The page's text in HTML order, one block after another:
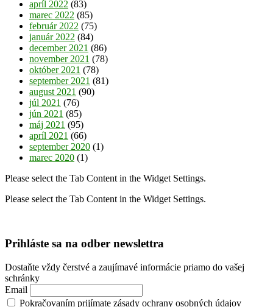
apríl 2022 (83)
marec 2022 (85)
február 2022 (75)
január 2022 (84)
december 2021 (86)
november 2021 (78)
október 2021 (78)
september 2021 (81)
august 2021 (90)
júl 2021 (76)
jún 2021 (85)
máj 2021 (95)
apríl 2021 (66)
september 2020 (1)
marec 2020 (1)
Please select the Tab Content in the Widget Settings.
Please select the Tab Content in the Widget Settings.
Prihláste sa na odber newslettra
Dostaňte vždy čerstvé a zaujímavé informácie priamo do vašej
schránky
Email
Pokračovaním prijímate zásady ochrany osobných údajov